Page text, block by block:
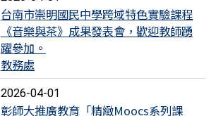
台南市崇明國民中學跨域特色實驗課程
《音樂與茶》成果發表會，歡迎教師踴
躍參加。
教務處
2026-04-01
彰師大推廣教育「精緻Moocs系列課